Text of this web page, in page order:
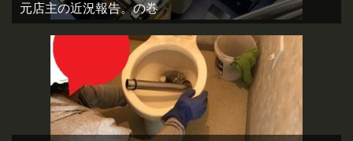
元店主の近況報告。の巻